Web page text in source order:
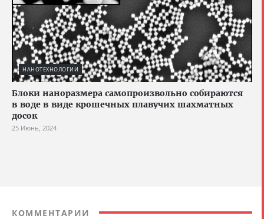
НАНОТЕХНОЛОГИИ
Блоки наноразмера самопроизвольно собираются
в воде в виде крошечных плавучих шахматных
досок
25 Июнь, 2024
КОММЕНТАРИИ